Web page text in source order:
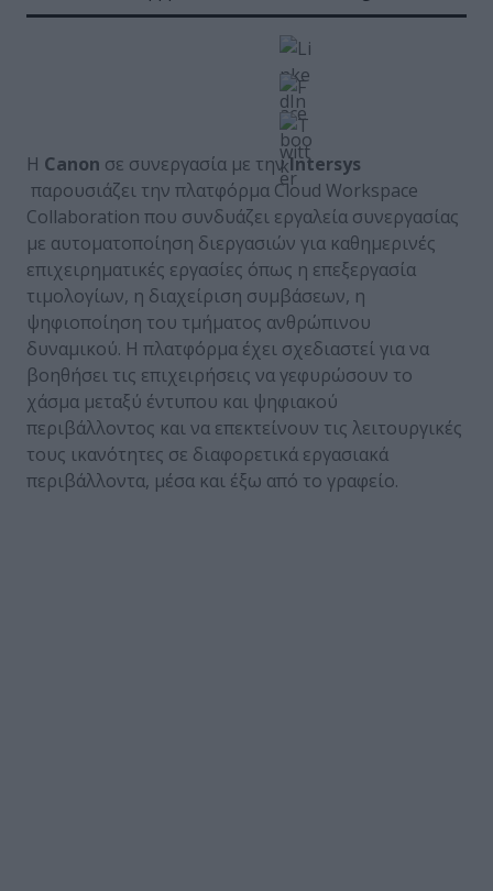
Η Canon σε συνεργασία με τηνIntersys
παρουσιάζει την πλατφόρμα Cloud Workspace
Collaboration που συνδυάζει εργαλεία συνεργασίας
με αυτοματοποίηση διεργασιών για καθημερινές
επιχειρηματικές εργασίες όπως η επεξεργασία
τιμολογίων, η διαχείριση συμβάσεων, η
ψηφιοποίηση του τμήματος ανθρώπινου
δυναμικού. H πλατφόρμα έχει σχεδιαστεί για να
βοηθήσει τις επιχειρήσεις να γεφυρώσουν το
χάσμα μεταξύ έντυπου και ψηφιακού
περιβάλλοντος και να επεκτείνουν τις λειτουργικές
τους ικανότητες σε διαφορετικά εργασιακά
περιβάλλοντα, μέσα και έξω από το γραφείο.